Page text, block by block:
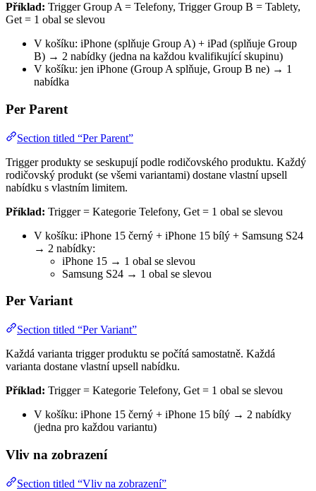
Příklad: Trigger Group A = Telefony, Trigger Group B = Tablety,
Get = 1 obal se slevou
V košíku: iPhone (splňuje Group A) + iPad (splňuje Group
B) → 2 nabídky (jedna na každou kvalifikující skupinu)
V košíku: jen iPhone (Group A splňuje, Group B ne) → 1
nabídka
Per Parent
Section titled “Per Parent”
Trigger produkty se seskupují podle rodičovského produktu. Každý
rodičovský produkt (se všemi variantami) dostane vlastní upsell
nabídku s vlastním limitem.
Příklad: Trigger = Kategorie Telefony, Get = 1 obal se slevou
V košíku: iPhone 15 černý + iPhone 15 bílý + Samsung S24
→ 2 nabídky:
iPhone 15 → 1 obal se slevou
Samsung S24 → 1 obal se slevou
Per Variant
Section titled “Per Variant”
Každá varianta trigger produktu se počítá samostatně. Každá
varianta dostane vlastní upsell nabídku.
Příklad: Trigger = Kategorie Telefony, Get = 1 obal se slevou
V košíku: iPhone 15 černý + iPhone 15 bílý → 2 nabídky
(jedna pro každou variantu)
Vliv na zobrazení
Section titled “Vliv na zobrazení”